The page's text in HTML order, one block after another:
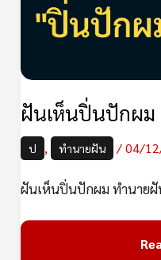
ฝันเห็นปิ่นปักผม
ป , ทำนายฝัน /04/
ฝันเห็นปิ่นปักผม ทำนายฝั